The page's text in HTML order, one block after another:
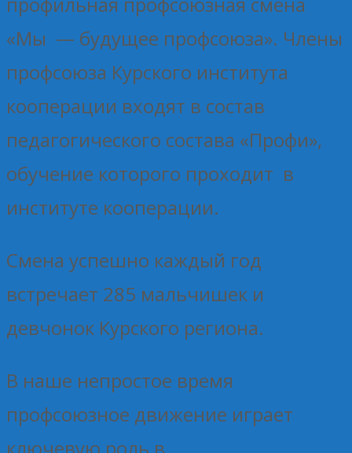
«Мы — будущее профсоюза». Члены
профсоюза Курского института
кооперации входят в состав
педагогического состава «Профи»,
обучение которого проходит в
институте кооперации.
Смена успешно каждый год
встречает 285 мальчишек и
девчонок Курского региона.
В наше непростое время
профсоюзное движение играет
ключевую роль в